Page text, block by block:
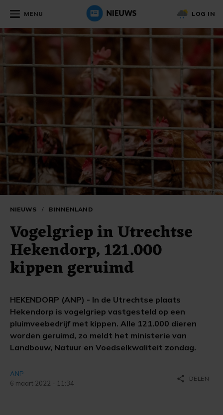
MENU LOG IN
NIEUWS / BINNENLAND
Vogelgriep in Utrechtse
Hekendorp, 121.000
kippen geruimd
HEKENDORP (ANP) - In de Utrechtse plaats
Hekendorp is vogelgriep vastgesteld op een
pluimveebedrijf met kippen. Alle 121.000 dieren
worden geruimd, zo meldt het ministerie van
Landbouw, Natuur en Voedselkwaliteit zondag.
ANP
6 maart 2022 - 11:34
share DELEN